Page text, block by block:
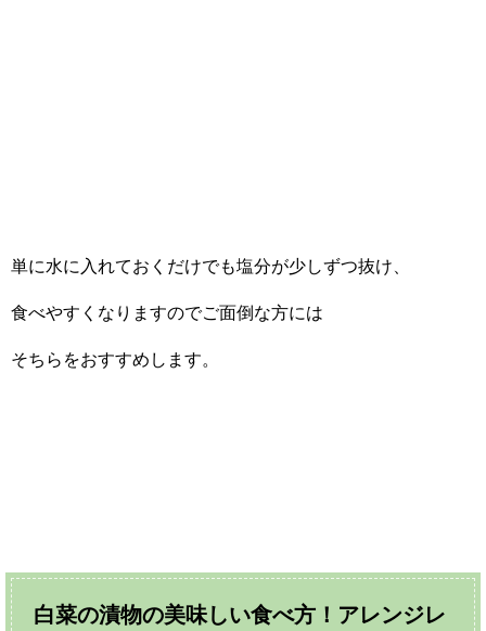
単に水に入れておくだけでも塩分が少しずつ抜け、
食べやすくなりますのでご面倒な方には
そちらをおすすめします。
白菜の漬物の美味しい食べ方！アレンジレ